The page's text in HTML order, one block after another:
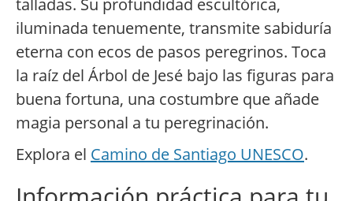
talladas. Su profundidad escultórica,
iluminada tenuemente, transmite sabiduría
eterna con ecos de pasos peregrinos. Toca
la raíz del Árbol de Jesé bajo las figuras para
buena fortuna, una costumbre que añade
magia personal a tu peregrinación.
Explora el Camino de Santiago UNESCO.